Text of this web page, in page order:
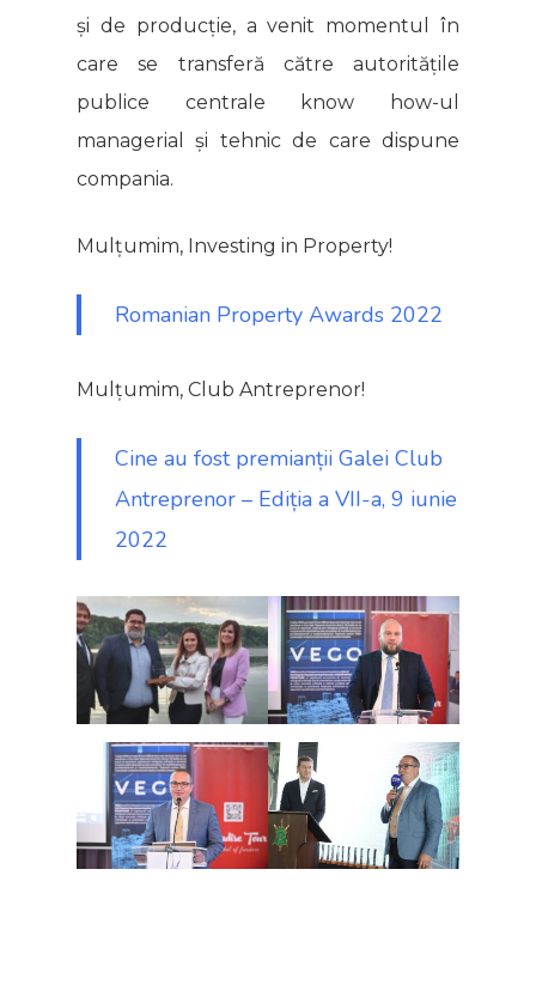
și de producție, a venit momentul în
care se transferă către autoritățile
publice centrale know how-ul
managerial și tehnic de care dispune
compania.
Mulțumim, Investing in Property!
Romanian Property Awards 2022
Mulțumim, Club Antreprenor!
Cine au fost premianții Galei Club
Antreprenor – Ediția a VII-a, 9 iunie
2022